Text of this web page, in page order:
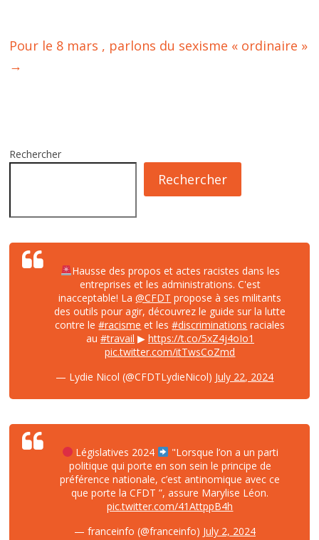
Pour le 8 mars , parlons du sexisme « ordinaire »
→
Rechercher
Rechercher
Hausse des propos et actes racistes dans les
entreprises et les administrations. C'est
inacceptable! La@CFDT propose à ses militants
des outils pour agir, découvrez le guide sur la lutte
contre le#racisme et les#discriminations raciales
au #travail ▶ https://t.co/5xZ4j4oIo1
pic.twitter.com/itTwsCoZmd
— Lydie Nicol (@CFDTLydieNicol) July 22, 2024
Législatives 2024
"Lorsque l’on a un parti
politique qui porte en son sein le principe de
préférence nationale, c’est antinomique avec ce
que porte la CFDT ”, assure Marylise Léon.
pic.twitter.com/41AttppB4h
— franceinfo (@franceinfo) July 2, 2024